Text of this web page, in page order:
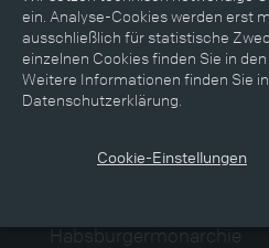
Mediathek Textmodus
Themen Zeiträume Aspekte
Publikationen
Habsburgermonarchie
ein. Analyse-Cookies werden erst
ausschließlich für statistische
einzelnen Cookies finden Sie in
Weitere Informationen finden Sie
Datenschutzerklärung.
Cookie-Einstellungen